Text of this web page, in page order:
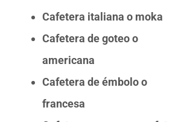
Cafetera italiana o moka
Cafetera de goteo o
americana
Cafetera de émbolo o
francesa